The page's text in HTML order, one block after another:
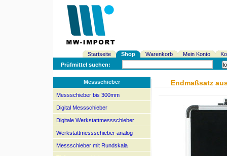
Startseite Shop Warenkorb Mein Konto
Prüfmittel suchen:
Messschieber
Messschieber bis 300mm
Digital Messschieber
Digitale Werkstattmessschieber
Werkstattmessschieber analog
Messschieber mit Rundskala
Endmaßsatz